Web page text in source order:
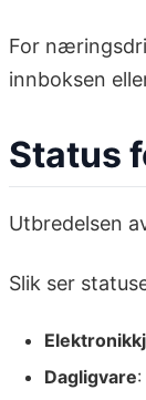
For
innboksen
Status
Utbredelsen
Slik ser
Dagligvare